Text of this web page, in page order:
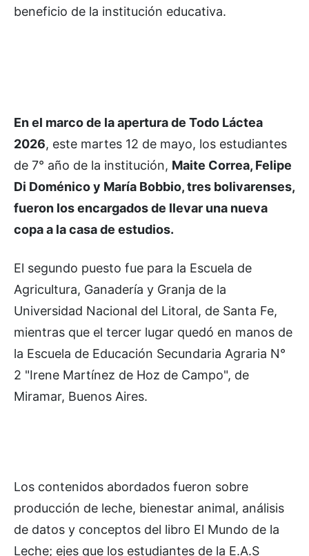
beneficio de la institución educativa.
En el marco de la apertura de Todo Láctea
2026, este martes 12 de mayo, los estudiantes
de 7° año de la institución, Maite Correa, Felipe
Di Doménico y María Bobbio, tres bolivarenses,
fueron los encargados de llevar una nueva
copa a la casa de estudios.
El segundo puesto fue para la Escuela de
Agricultura, Ganadería y Granja de la
Universidad Nacional del Litoral, de Santa Fe,
mientras que el tercer lugar quedó en manos de
la Escuela de Educación Secundaria Agraria N°
2 "Irene Martínez de Hoz de Campo", de
Miramar, Buenos Aires.
Los contenidos abordados fueron sobre
producción de leche, bienestar animal, análisis
de datos y conceptos del libro El Mundo de la
Leche; ejes que los estudiantes de la E.A.S